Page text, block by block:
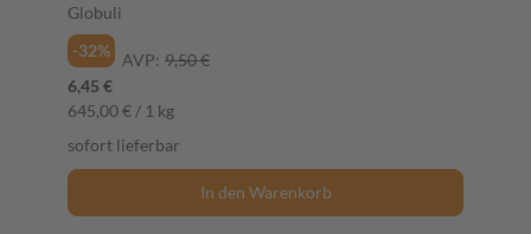
Globuli
-32%
AVP: 9,50 €
6,45 €
645,00 € / 1 kg
sofort lieferbar
In den Warenkorb